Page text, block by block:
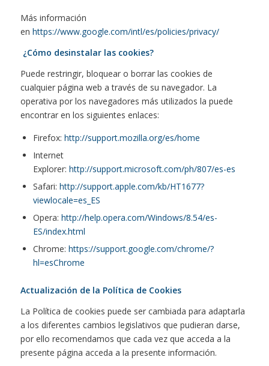
Más información
en https://www.google.com/intl/es/policies/privacy/
¿Cómo desinstalar las cookies?
Puede restringir, bloquear o borrar las cookies de
cualquier página web a través de su navegador. La
operativa por los navegadores más utilizados la puede
encontrar en los siguientes enlaces:
Firefox: http://support.mozilla.org/es/home
Internet
Explorer: http://support.microsoft.com/ph/807/es-es
Safari: http://support.apple.com/kb/HT1677?
viewlocale=es_ES
Opera: http://help.opera.com/Windows/8.54/es-
ES/index.html
Chrome: https://support.google.com/chrome/?
hl=esChrome
Actualización de la Política de Cookies
La Política de cookies puede ser cambiada para adaptarla
a los diferentes cambios legislativos que pudieran darse,
por ello recomendamos que cada vez que acceda a la
presente página acceda a la presente información.